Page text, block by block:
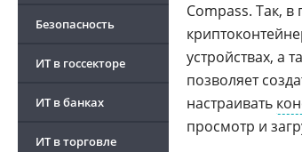
Безопасность
ИТ в госсекторе
ИТ в банках
ИТ в торговле
Compass. Так,
устройствах, а
позволяет
настраивать
просмотр и